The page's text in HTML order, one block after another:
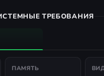
ТРЕБОВАНИЯ
ПАМЯТЬ